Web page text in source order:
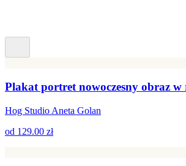
Plakat portret nowoczesny obraz w
Hog Studio Aneta Golan
od 129.00 zł